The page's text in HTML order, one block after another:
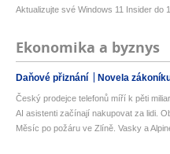
Aktualizujte své Windows 11 Insider do
Ekonomika a byznys
Daňové přiznání Novela
Český prodejce telefonů míří k pěti
AI asistenti začínají nakupovat za lidi.
Měsíc po požáru ve Zlíně. Vasky a